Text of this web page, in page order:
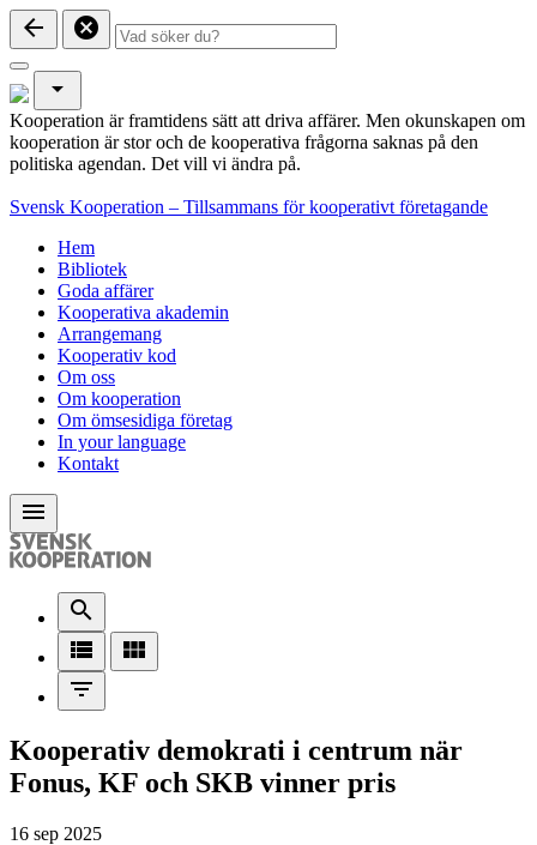
arrow_back cancel
arrow_drop_down
Kooperation är framtidens sätt att driva affärer. Men okunskapen om
kooperation är stor och de kooperativa frågorna saknas på den
politiska agendan. Det vill vi ändra på.
Svensk Kooperation – Tillsammans för kooperativt företagande
Hem
Bibliotek
Goda affärer
Kooperativa akademin
Arrangemang
Kooperativ kod
Om oss
Om kooperation
Om ömsesidiga företag
In your language
Kontakt
menu
search
view_list
view_module
filter_list
Kooperativ demokrati i centrum när
Fonus, KF och SKB vinner pris
16 sep 2025